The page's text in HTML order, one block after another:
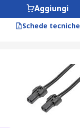
Aggiungi
Schede tecniche